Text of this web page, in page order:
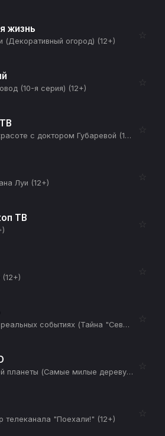
жизнь
(Декоративный огород) (12+)
☆
(10-я серия) (12+)
☆
О здоровой красоте с доктором Губаревой (1-я серия) (12+)
☆
Луи (12+)
☆
ТВ ☆
☆
Основано на реальных событиях (Тайна "Северных потоков". Часть 1-я) (12+)
☆
Рекорды моей планеты (Самые милые деревушки) (12+)
☆
телеканала "Поехали!" (12+)
☆